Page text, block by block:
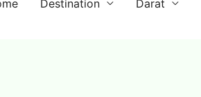
Destination Darat